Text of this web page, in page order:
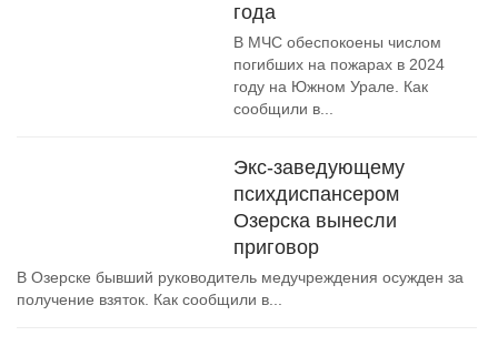
года
В МЧС обеспокоены числом
погибших на пожарах в 2024
году на Южном Урале. Как
сообщили в...
Экс-заведующему
психдиспансером
Озерска вынесли
приговор
В Озерске бывший руководитель медучреждения осужден за
получение взяток. Как сообщили в...